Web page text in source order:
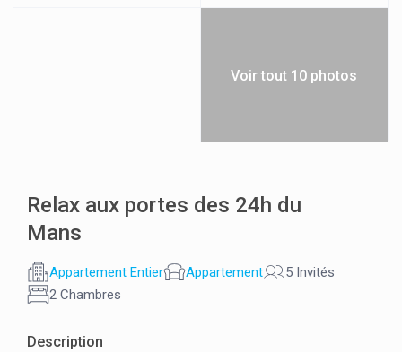
Voir tout 10 photos
Relax aux portes des 24h du
Mans
Appartement Entier Appartement
5 Invités
2 Chambres
Description